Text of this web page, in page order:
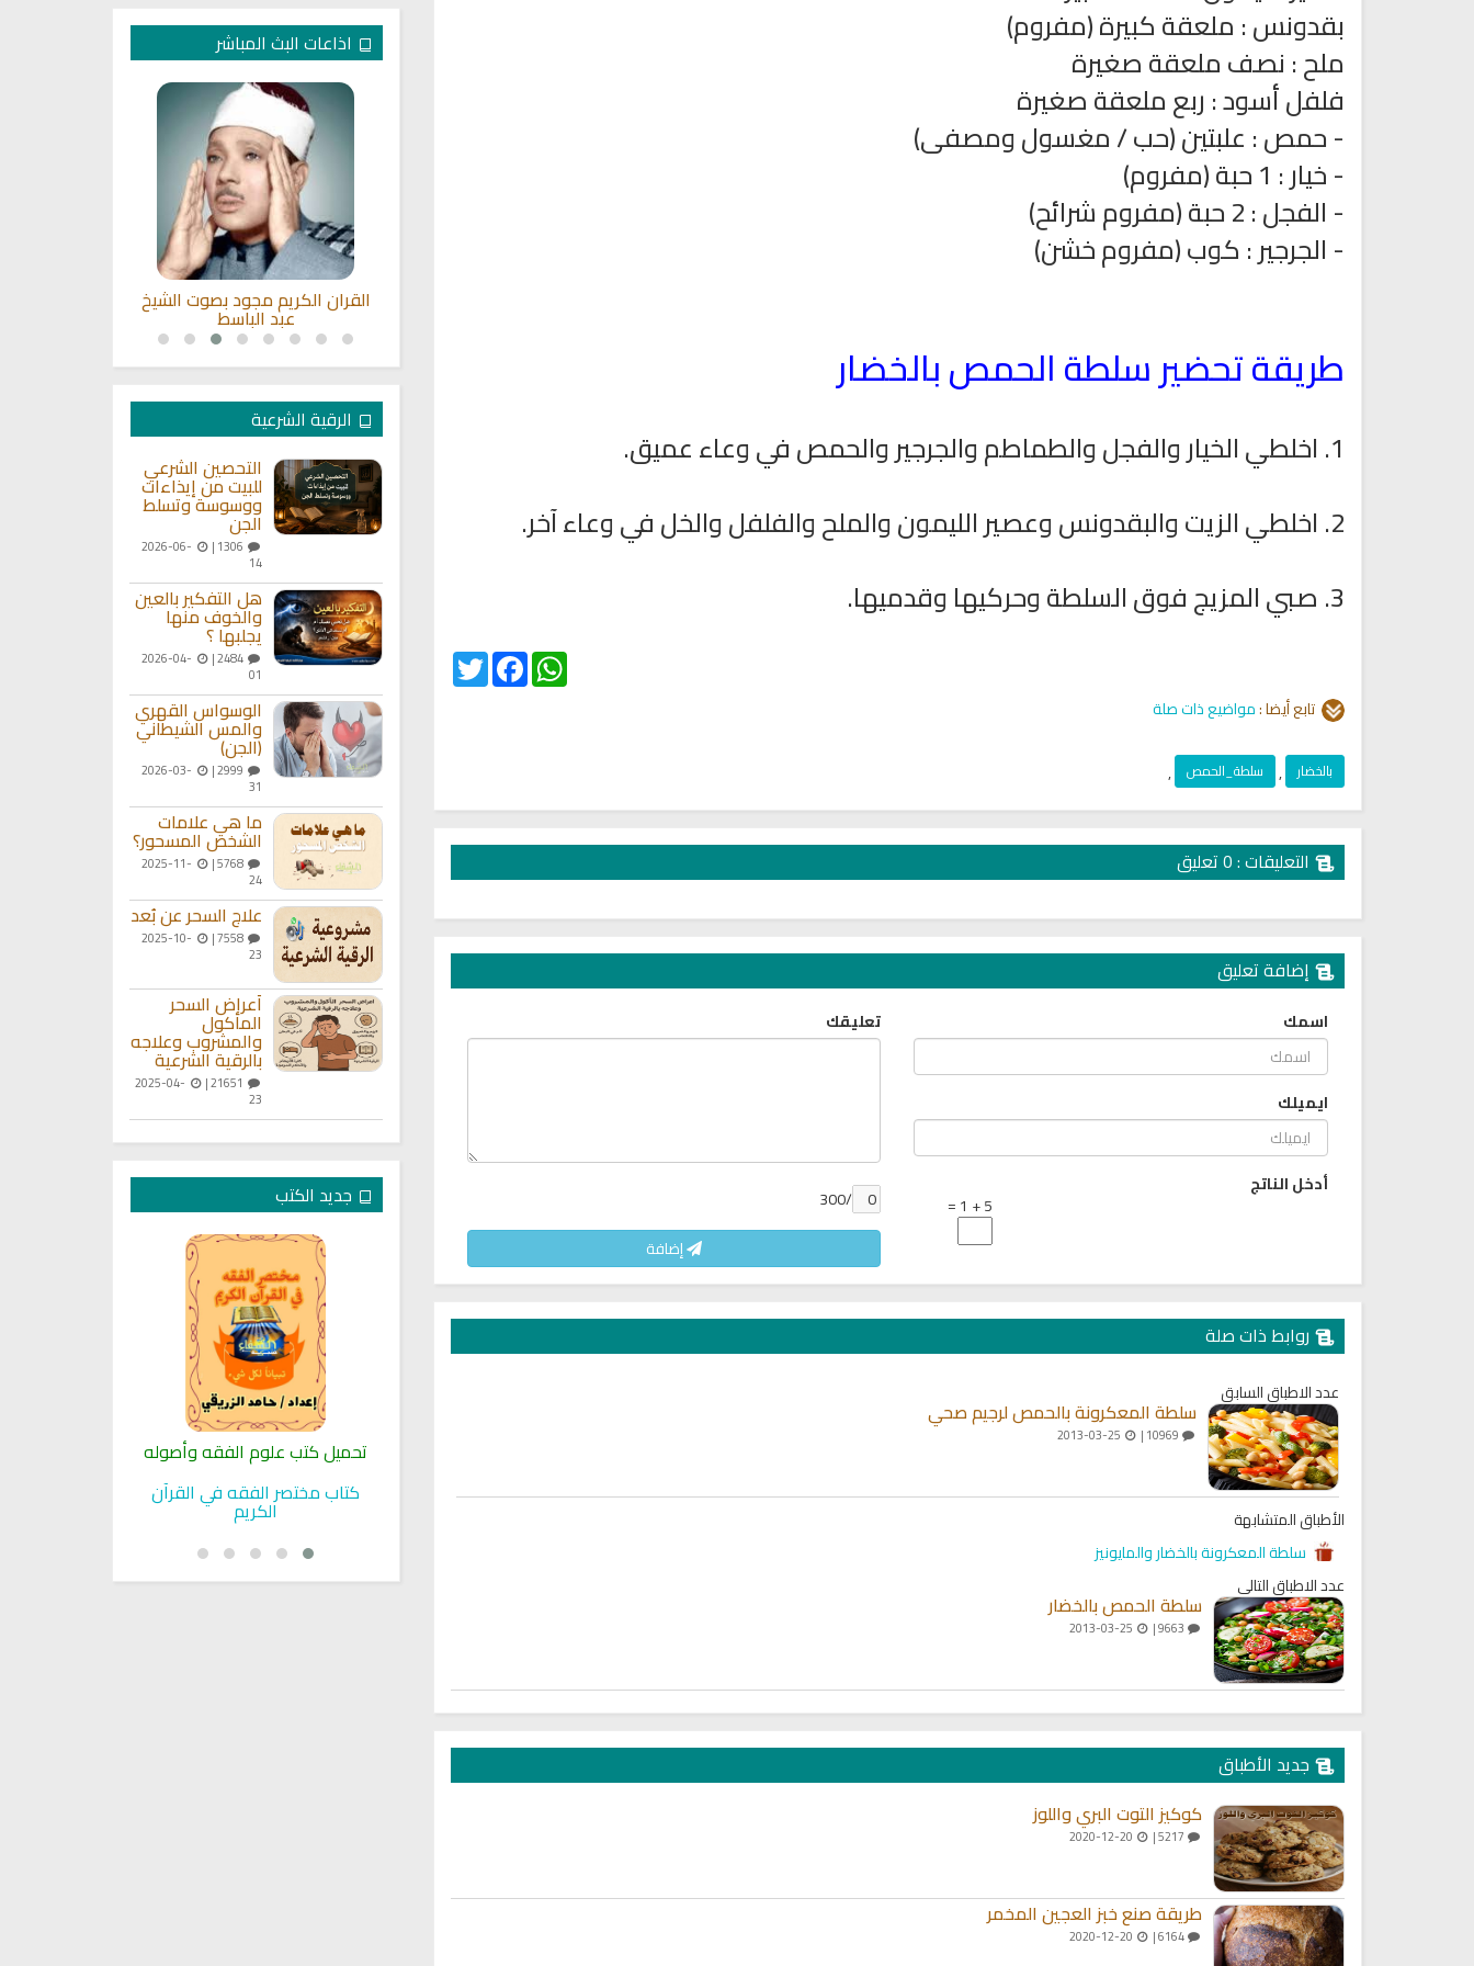
بقدونس : ملعقة كبيرة (مفروم)
ملح : نصف ملعقة صغيرة
فلفل أسود : ربع ملعقة صغيرة
- حمص : علبتين (حب / مغسول ومصفى)
- خيار : 1 حبة (مفروم)
- الفجل : 2 حبة (مفروم شرائح)
- الجرجير : كوب (مفروم خشن)
طريقة تحضير سلطة الحمص بالخضار
1. اخلطي الخيار والفجل والطماطم والجرجير والحمص في وعاء عميق.
2. اخلطي الزيت والبقدونس وعصير الليمون والملح والفلفل والخل في وعاء آخر.
3. صبي المزيج فوق السلطة وحركيها وقدميها.
Twitter
FacebookWhatsApp
تابع أيضا :مواضيع ذات صلة
بالخضار , سلطة_الحمص ,
التعليقات : 0 تعليق
إضافة تعليق
اسمك
ايميلك
أدخل الناتج
5 + 1 =
تعليقك
/300
إضافة
روابط ذات صلة
عدد الاطباق السابق
سلطة المعكرونة بالحمص لرجيم صحي
الأطباق المتشابهة
سلطة المعكرونة بالخضار والمايونيز
عدد الاطباق التالي
سلطة الحمص بالخضار
جديد الأطباق
كوكيز التوت البري واللوز
طريقة صنع خبز العجين المخمر
6164 |
اذاعات البث المباشر
القران الكريم مجود بصوت الشيخ
عبد الباسط
الرقية الشرعية
التحصين الشرعي
للبيت من إيذاءات
ووسوسة وتسلط
الجن
2026-06-
14
هل التفكير بالعين
والخوف منها
يجلبها ؟
2026-04-
01
الوسواس القهري
والمس الشيطاني
(الجن)
2026-03-
31
ما هي علامات
الشخص المسحور؟
2025-11-
24
علاج السحر عن بُعد
2025-10-
23
أعراض السحر
المأكول
والمشروب وعلاجه
بالرقية الشرعية
2025-04-
23
جديد الكتب
كتب الأسرة والمرأة المسلمة
كتاب تربية الاولاد في الاسلام
تحميل كتب السيرة النبوية
السيرة النبوية للأطفال والناشئة
السيرة النبوية المستوى الأول
صحيح السيرة النبوية
تحميل كتب علوم الفقه وأصوله
كتاب مختصر الفقه في القرآن
الكريم